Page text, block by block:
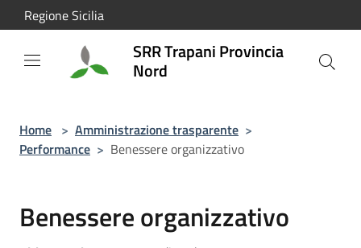
Salta al contenuto principale
Regione Sicilia
SRR Trapani Provincia
Nord
Home > Amministrazione trasparente >
Performance > Benessere organizzativo
Benessere organizzativo